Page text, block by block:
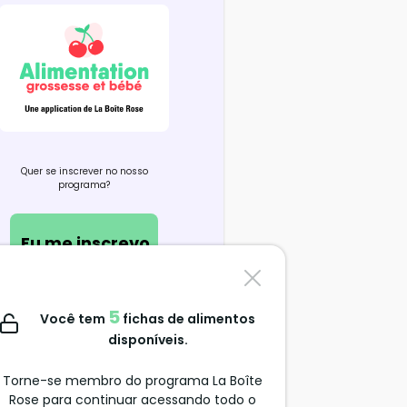
Quer se inscrever no nosso
programa?
Eu me inscrevo
Contate-nos
support@alimentation-
Você tem 5 fichas de alimentos
disponíveis.
Torne-se membro do programa La Boîte
Rose para continuar acessando todo o